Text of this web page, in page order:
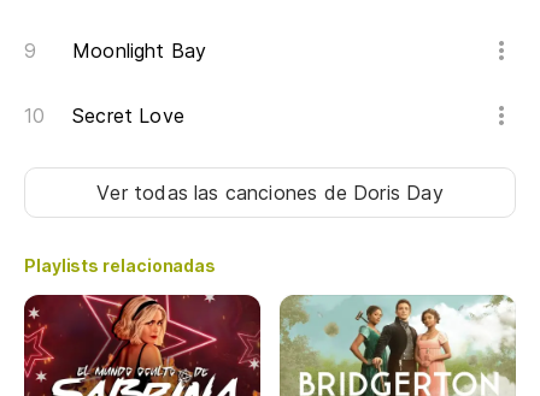
Moonlight Bay
Secret Love
Ver todas las canciones de Doris Day
Playlists relacionadas